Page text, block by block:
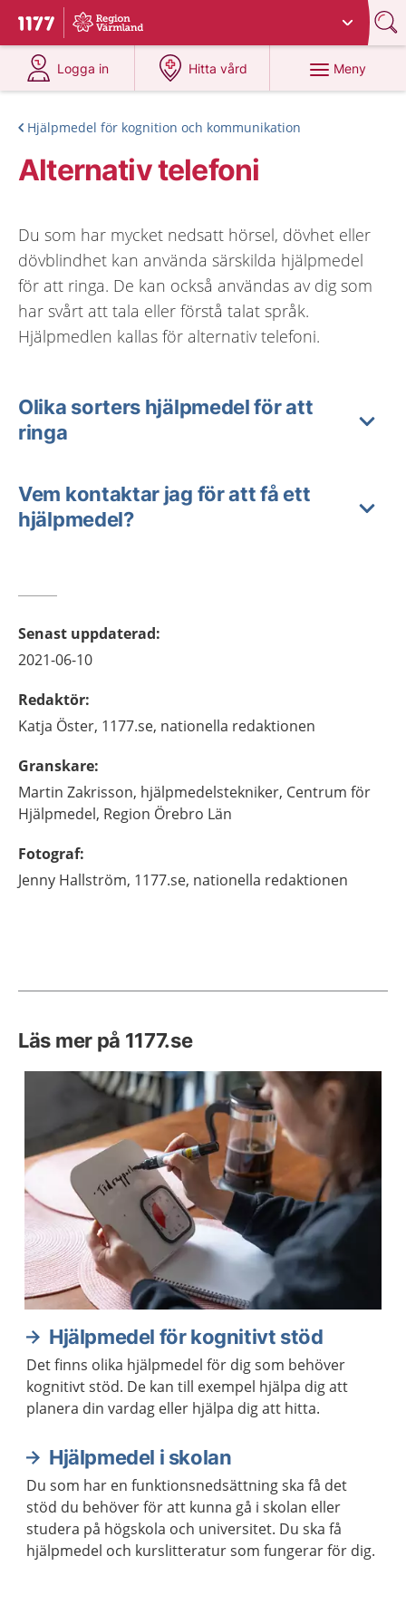
Till startsidan för 1177
Du har valt region
Logga in
på 1177.se
Hitta vård
på 1177.se
Meny
Hjälpmedel för kognition och kommunikation
Alternativ telefoni
Du som har mycket nedsatt hörsel, dövhet eller
dövblindhet kan använda särskilda hjälpmedel
för att ringa. De kan också användas av dig som
har svårt att tala eller förstå talat språk.
Hjälpmedlen kallas för alternativ telefoni.
Olika sorters hjälpmedel för att
ringa
Vem kontaktar jag för att få ett
hjälpmedel?
Senast uppdaterad:
2021-06-10
Redaktör:
Katja Öster, 1177.se, nationella redaktionen
Granskare:
Martin Zakrisson, hjälpmedelstekniker, Centrum för
Hjälpmedel, Region Örebro Län
Fotograf:
Jenny Hallström, 1177.se, nationella redaktionen
Läs mer på 1177.se
Hjälpmedel för kognitivt stöd
Det finns olika hjälpmedel för dig som behöver
kognitivt stöd. De kan till exempel hjälpa dig att
planera din vardag eller hjälpa dig att hitta.
Hjälpmedel i skolan
Du som har en funktionsnedsättning ska få det
stöd du behöver för att kunna gå i skolan eller
studera på högskola och universitet. Du ska få
hjälpmedel och kurslitteratur som fungerar för dig.